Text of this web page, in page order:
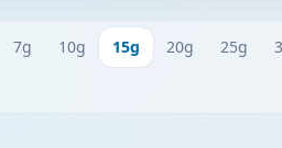
7g 10g 15g 20g 25g